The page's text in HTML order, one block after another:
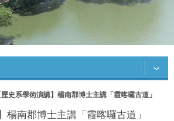
歷史系學術演講】楊南郡博士主講「霞喀囉古道」
楊南郡博士主講「霞喀囉古道」